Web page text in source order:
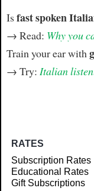
Isfast spoken
→ Read: Why you
Train your ear with
→ Try: Italian
RATES
Subscription Rates
Educational Rates
Gift Subscriptions